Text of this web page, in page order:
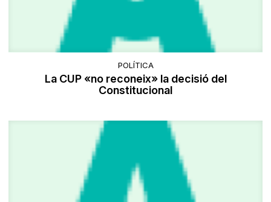
POLÍTICA
La CUP «no reconeix» la decisió del
Constitucional